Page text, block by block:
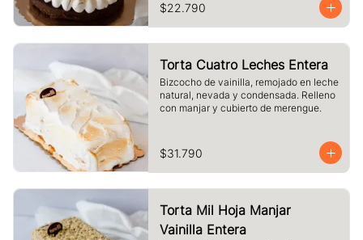
$22.790
Torta Cuatro Leches Entera
Bizcocho de vainilla, remojado en leche
natural, nevada y condensada. Relleno
con manjar y cubierto de merengue.
$31.790
Torta Mil Hoja Manjar
Vainilla Entera